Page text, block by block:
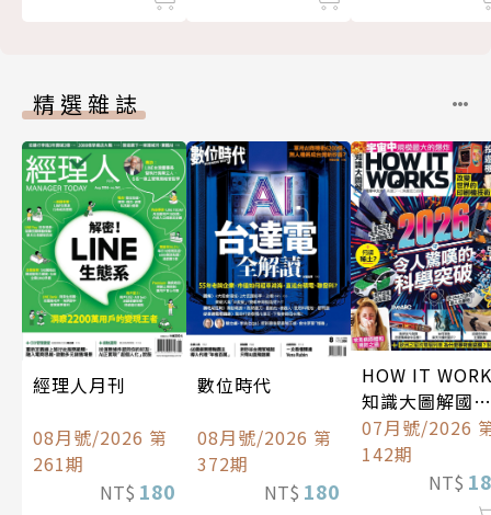
精選雜誌
經理人月刊
08月號/2026 第
261期
NT$ 180
數位時代
08月號/2026 第
372期
NT$ 180
HOW IT
知識大圖解國際
中文版
07月號/2026
142期
NT$